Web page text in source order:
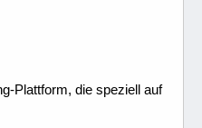
Plattform, die speziell auf